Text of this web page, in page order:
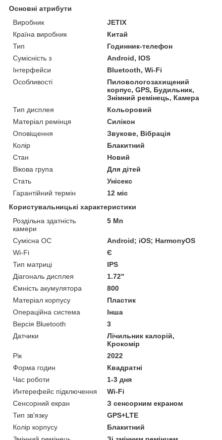
Основні атрибути
Виробник
JETIX
Країна виробник
Китай
Тип
Годинник-телефон
Сумісність з
Android, IOS
Інтерфейси
Bluetooth, Wi-Fi
Особливості
Пиловологозахищений
корпус, GPS, Будильник,
Знімний ремінець, Камера
Тип дисплея
Кольоровий
Матеріал ремінця
Силікон
Оповіщення
Звукове, Вібрація
Колір
Блакитний
Стан
Новий
Вікова група
Для дітей
Стать
Унісекс
Гарантійний термін
12 міс
Користувальницькі характеристики
Роздільна здатність
камери
5 Мп
Сумісна ОС
Android; iOS; HarmonyOS
Wi-Fi
Є
Тип матриці
IPS
Діагональ дисплея
1.72"
Ємність акумулятора
800
Матеріал корпусу
Пластик
Операційна система
Інша
Версія Bluetooth
3
Датчики
Лічильник калорій,
Крокомір
Рік
2022
Форма годин
Квадратні
Час роботи
1-3 дня
Интерефейс підключення
Wi-Fi
Сенсорний екран
З сенсорним екраном
Тип зв'язку
GPS+LTE
Колір корпусу
Блакитний